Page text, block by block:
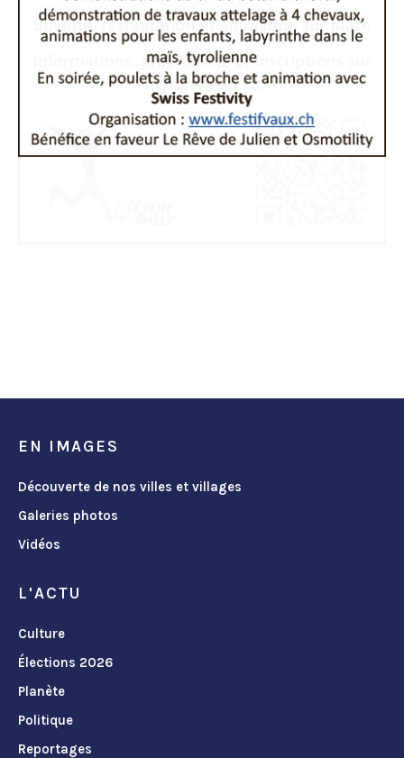
EN IMAGES
Découverte de nos villes et villages
Galeries photos
Vidéos
L'ACTU
Culture
Élections 2026
Planète
Politique
Reportages